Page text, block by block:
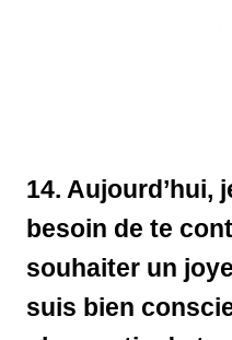
14. Aujourd’hui,
besoin de te
souhaiter un
suis bien